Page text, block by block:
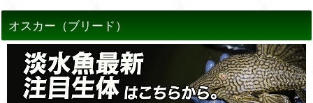
オスカー（ブリード）